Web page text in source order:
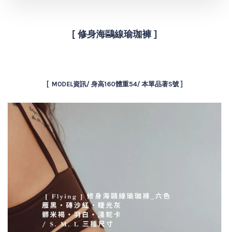
[ 修身海鷗線瑜珈褲 ]
[ MODEL資訊/ 身高160體重54/ 本單品著S號 ]